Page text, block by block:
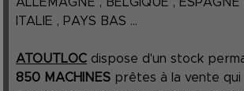
ITALIE , PAYS BAS ...
ATOUTLOC dispose d'un stock
850 MACHINES prêtes à la vente